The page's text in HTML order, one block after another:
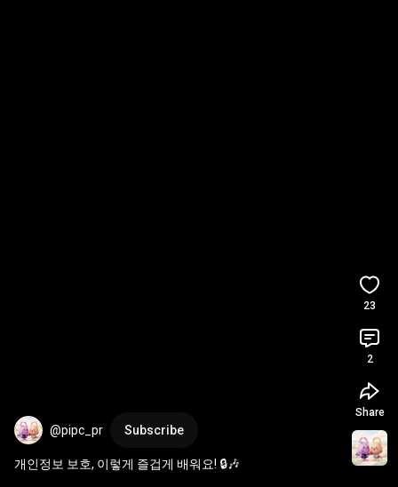
@pipc_pr Subscribe
개인정보 보호, 이렇게 즐겁게 배워요! 🔒🎶
23
2
Share